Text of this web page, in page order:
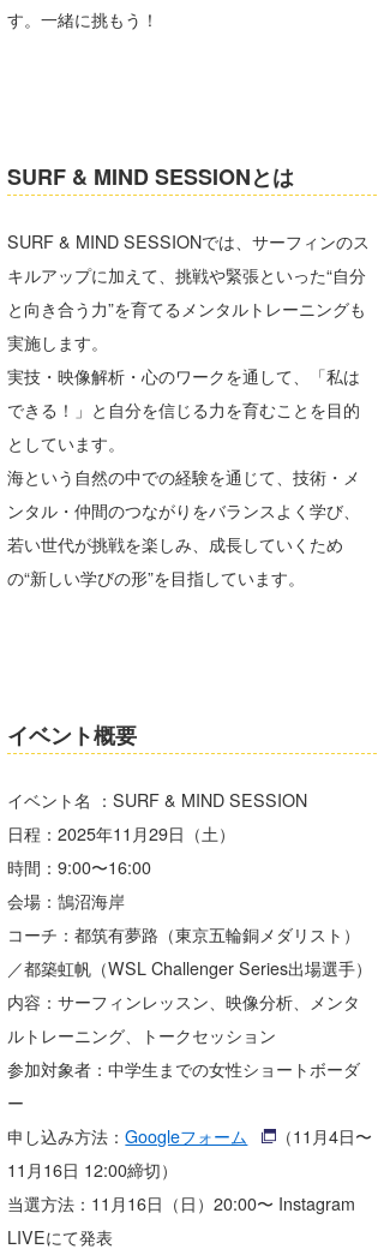
す。一緒に挑もう！
SURF & MIND SESSIONとは
SURF & MIND SESSIONでは、サーフィンのス
キルアップに加えて、挑戦や緊張といった“自分
と向き合う力”を育てるメンタルトレーニングも
実施します。
実技・映像解析・心のワークを通して、「私は
できる！」と自分を信じる力を育むことを目的
としています。
海という自然の中での経験を通じて、技術・メ
ンタル・仲間のつながりをバランスよく学び、
若い世代が挑戦を楽しみ、成長していくため
の“新しい学びの形”を目指しています。
イベント概要
イベント名 ：SURF & MIND SESSION
日程：2025年11月29日（土）
時間：9:00〜16:00
会場：鵠沼海岸
コーチ：都筑有夢路（東京五輪銅メダリスト）
／都築虹帆（WSL Challenger Series出場選手）
内容：サーフィンレッスン、映像分析、メンタ
ルトレーニング、トークセッション
参加対象者：中学生までの女性ショートボーダ
ー
申し込み方法：Googleフォーム
（11月4日〜
11月16日 12:00締切）
当選方法：11月16日（日）20:00〜 Instagram
LIVEにて発表